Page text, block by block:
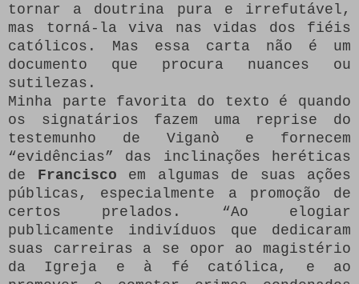
tornar a doutrina pura e irrefutável,
mas torná-la viva nas vidas dos fiéis
católicos. Mas essa carta não é um
documento que procura nuances ou
sutilezas.
Minha parte favorita do texto é quando
os signatários fazem uma reprise do
testemunho de Viganò e fornecem
“evidências” das inclinações heréticas
de Francisco em algumas de suas ações
públicas, especialmente a promoção de
certos prelados. “Ao elogiar
publicamente indivíduos que dedicaram
suas carreiras a se opor ao magistério
da Igreja e à fé católica, e ao